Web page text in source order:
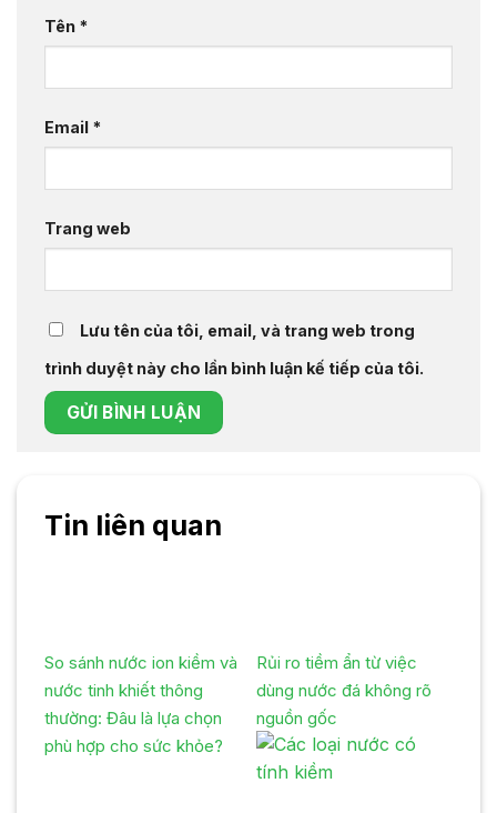
Tên *
Email *
Trang web
Lưu tên của tôi, email, và trang web trong
trình duyệt này cho lần bình luận kế tiếp của tôi.
Tin liên quan
So sánh nước ion kiềm và
nước tinh khiết thông
thường: Đâu là lựa chọn
phù hợp cho sức khỏe?
Rủi ro tiềm ẩn từ việc
dùng nước đá không rõ
nguồn gốc